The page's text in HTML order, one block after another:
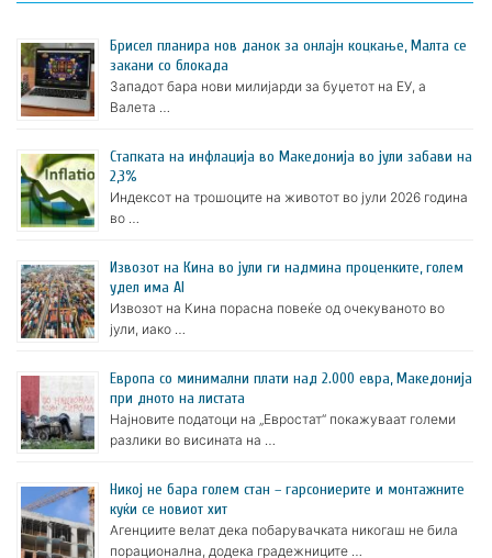
Брисел планира нов данок за онлајн коцкање, Малта се
закани со блокада
Западот бара нови милијарди за буџетот на ЕУ, а
Валета …
Стапката на инфлација во Македонија во јули забави на
2,3%
Индексот на трошоците на животот во јули 2026 година
во …
Извозот на Кина во јули ги надмина проценките, голем
удел има AI
Извозот на Кина порасна повеќе од очекуваното во
јули, иако …
Европа со минимални плати над 2.000 евра, Македонија
при дното на листата
Најновите податоци на „Евростат“ покажуваат големи
разлики во висината на …
Никој не бара голем стан – гарсониерите и монтажните
куќи се новиот хит
Агенциите велат дека побарувачката никогаш не била
порационална, додека градежниците …